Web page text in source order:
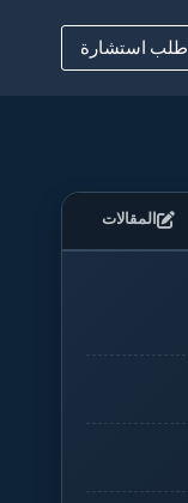
طلب استشارة
المقالات